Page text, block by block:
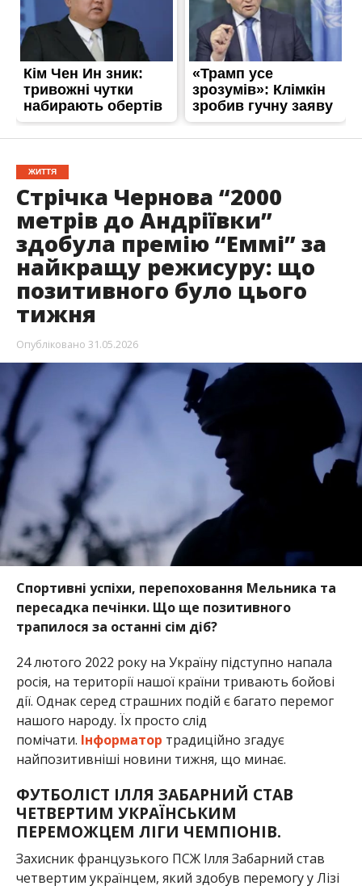
ЖИТТЯ
Стрічка Чернова “2000
метрів до Андріївки”
здобула премію “Еммі” за
найкращу режисуру: що
позитивного було цього
тижня
Опубліковано 31.05.2026
Спортивні успіхи, перепоховання Мельника та
пересадка печінки. Що ще позитивного
трапилося за останні сім діб?
24 лютого 2022 року на Україну підступно напала
росія, на території нашої країни тривають бойові
дії. Однак серед страшних подій є багато перемог
нашого народу. Їх просто слід
помічати. Інформатор традиційно згадує
найпозитивніші новини тижня, що минає.
ФУТБОЛІСТ ІЛЛЯ ЗАБАРНИЙ СТАВ
ЧЕТВЕРТИМ УКРАЇНСЬКИМ
ПЕРЕМОЖЦЕМ ЛІГИ ЧЕМПІОНІВ.
Захисник французького ПСЖ Ілля Забарний став
четвертим українцем, який здобув перемогу у Лізі